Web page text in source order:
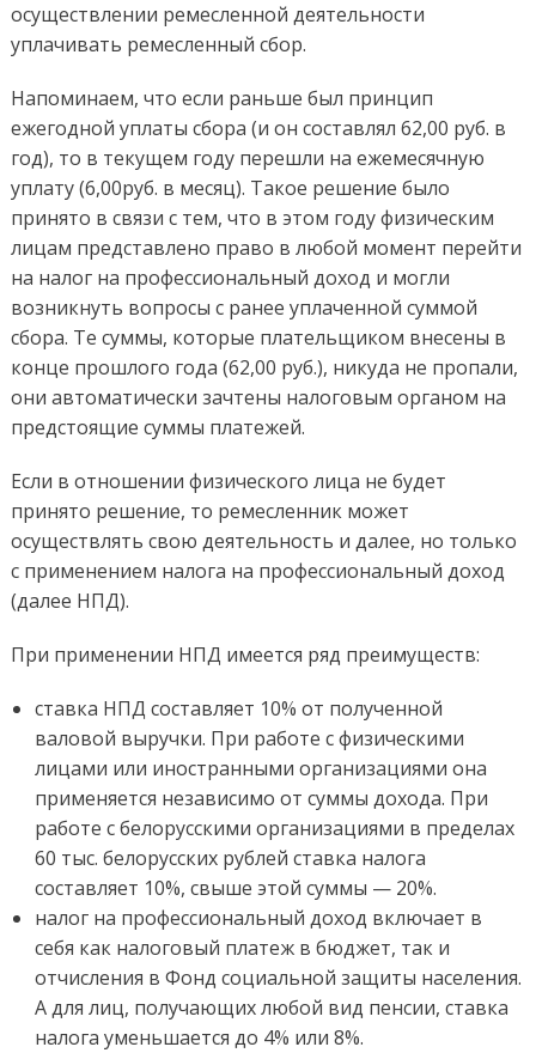
осуществлении ремесленной деятельности
уплачивать ремесленный сбор.
Напоминаем, что если раньше был принцип
ежегодной уплаты сбора (и он составлял 62,00 руб. в
год), то в текущем году перешли на ежемесячную
уплату (6,00руб. в месяц). Такое решение было
принято в связи с тем, что в этом году физическим
лицам представлено право в любой момент перейти
на налог на профессиональный доход и могли
возникнуть вопросы с ранее уплаченной суммой
сбора. Те суммы, которые плательщиком внесены в
конце прошлого года (62,00 руб.), никуда не пропали,
они автоматически зачтены налоговым органом на
предстоящие суммы платежей.
Если в отношении физического лица не будет
принято решение, то ремесленник может
осуществлять свою деятельность и далее, но только
с применением налога на профессиональный доход
(далее НПД).
При применении НПД имеется ряд преимуществ:
ставка НПД составляет 10% от полученной
валовой выручки. При работе с физическими
лицами или иностранными организациями она
применяется независимо от суммы дохода. При
работе с белорусскими организациями в пределах
60 тыс. белорусских рублей ставка налога
составляет 10%, свыше этой суммы — 20%.
налог на профессиональный доход включает в
себя как налоговый платеж в бюджет, так и
отчисления в Фонд социальной защиты населения.
А для лиц, получающих любой вид пенсии, ставка
налога уменьшается до 4% или 8%.